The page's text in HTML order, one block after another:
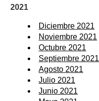
2021
Diciembre 2021
Noviembre 2021
Octubre 2021
Septiembre 2021
Agosto 2021
Julio 2021
Junio 2021